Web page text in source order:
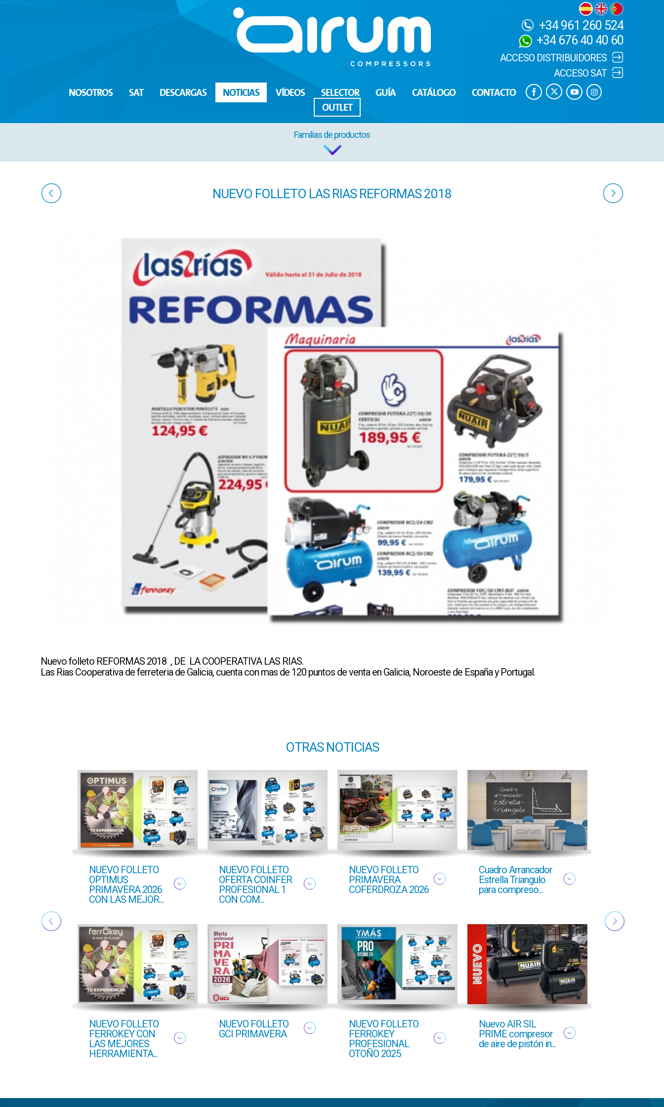
+34 961 260 524
+34 676 40 40 60
ACCESO DISTRIBUIDORES
ACCESO SAT
NOSOTROS SAT DESCARGAS NOTICIAS VÍDEOS SELECTOR GUÍA CATÁLOGO
CONTACTO
OUTLET
Familias de productos
NUEVO FOLLETO LAS RIAS REFORMAS 2018
Nuevo folleto REFORMAS 2018 , DE LA COOPERATIVA LAS RIAS.
Las Rias Cooperativa de ferreteria de Galicia, cuenta con mas de 120 puntos de venta en Galicia, Noroeste de España y Portugal.
OTRAS NOTICIAS
NUEVO FOLLETO
OPTIMUS
PRIMAVERA 2026
CON LAS MEJOR...
NUEVO FOLLETO
FERROKEY CON
LAS MEJORES
HERRAMIENTA...
NUEVO FOLLETO
OFERTA COINFER
PROFESIONAL 1
CON COM...
NUEVO FOLLETO
GCI PRIMAVERA
NUEVO FOLLETO
PRIMAVERA
COFERDROZA 2026
NUEVO FOLLETO
FERROKEY
PROFESIONAL
OTOÑO 2025
Cuadro Arrancador
Estrella Triangulo
para compreso...
Nuevo AIR SIL
PRIME compresor
de aire de pistón in...